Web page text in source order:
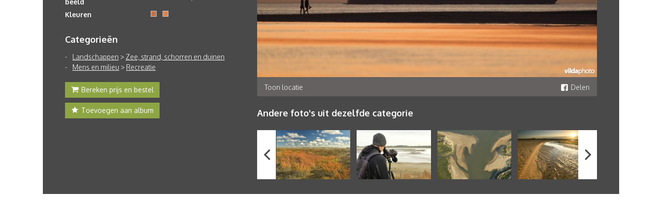
beeld
Kleuren
Categorieën
Landschappen > Zee, strand, schorren en duinen
Mens en milieu > Recreatie
Bereken prijs en bestel
Toevoegen aan album
Toon locatie Delen
Andere foto's uit dezelfde categorie